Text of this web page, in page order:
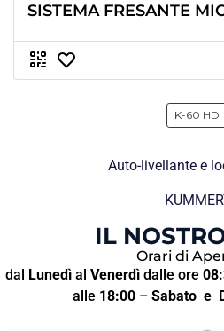
SISTEMA FRESANTE
K-60 HD
Auto-livellante e
IL
Orari di
dal
Lunedì al Venerdì dalle ore
alle 18:00– Sabato e